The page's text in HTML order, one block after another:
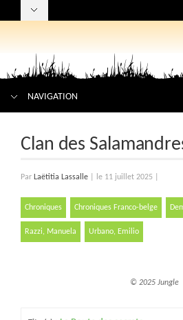
NAVIGATION
Clan des
Par Laëtitia Lassalle le 11 juillet 2025
Chroniques Chroniques Franco-belge
Razzi, Manuela Urbano, Emilio
© 2025 Jungle